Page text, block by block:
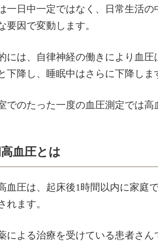
一日中一定ではなく、日常生活
要因で変動します。
には、自律神経の働きにより血
下降し、睡眠中はさらに下降し
でのたった一度の血圧測定では高
血圧とは
血圧は、起床後1時間以内に家庭
れます。
による治療を受けている患者さ